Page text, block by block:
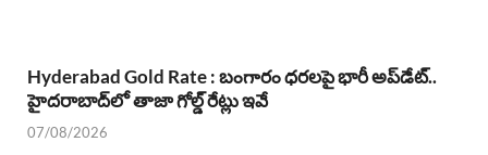
Hyderabad Gold Rate : బంగారం ధరలపై భారీ అప్‌డేట్..
హైదరాబాద్‌లో తాజా గోల్డ్ రేట్లు ఇవే
07/08/2026